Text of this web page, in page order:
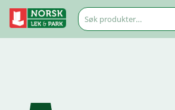
Søk
etter: